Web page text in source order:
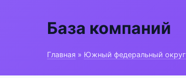
База компаний
Главная » Южный федеральный округ